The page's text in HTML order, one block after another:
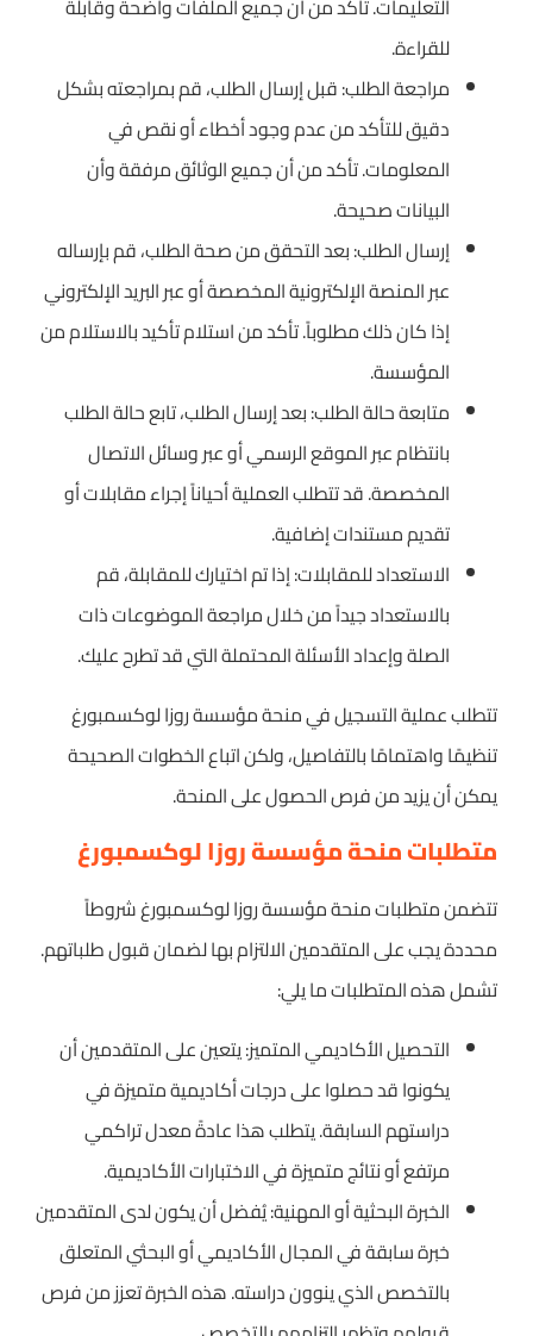
للقراءة.
مراجعة الطلب: قبل إرسال الطلب، قم بمراجعته بشكل
دقيق للتأكد من عدم وجود أخطاء أو نقص في
المعلومات. تأكد من أن جميع الوثائق مرفقة وأن
البيانات صحيحة.
إرسال الطلب: بعد التحقق من صحة الطلب، قم بإرساله
عبر المنصة الإلكترونية المخصصة أو عبر البريد الإلكتروني
إذا كان ذلك مطلوباً. تأكد من استلام تأكيد بالاستلام من
المؤسسة.
متابعة حالة الطلب: بعد إرسال الطلب، تابع حالة الطلب
بانتظام عبر الموقع الرسمي أو عبر وسائل الاتصال
المخصصة. قد تتطلب العملية أحياناً إجراء مقابلات أو
تقديم مستندات إضافية.
الاستعداد للمقابلات: إذا تم اختيارك للمقابلة، قم
بالاستعداد جيداً من خلال مراجعة الموضوعات ذات
الصلة وإعداد الأسئلة المحتملة التي قد تطرح عليك.
تتطلب عملية التسجيل في منحة مؤسسة روزا لوكسمبورغ
تنظيمًا واهتمامًا بالتفاصيل، ولكن اتباع الخطوات الصحيحة
يمكن أن يزيد من فرص الحصول على المنحة.
متطلبات منحة مؤسسة روزا لوكسمبورغ
تتضمن متطلبات منحة مؤسسة روزا لوكسمبورغ شروطاً
محددة يجب على المتقدمين الالتزام بها لضمان قبول طلباتهم.
تشمل هذه المتطلبات ما يلي:
التحصيل الأكاديمي المتميز: يتعين على المتقدمين أن
يكونوا قد حصلوا على درجات أكاديمية متميزة في
دراستهم السابقة. يتطلب هذا عادةً معدل تراكمي
مرتفع أو نتائج متميزة في الاختبارات الأكاديمية.
الخبرة البحثية أو المهنية: يُفضل أن يكون لدى المتقدمين
خبرة سابقة في المجال الأكاديمي أو البحثي المتعلق
بالتخصص الذي ينوون دراسته. هذه الخبرة تعزز من فرص